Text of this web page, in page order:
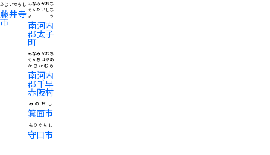
藤井寺
市
ふじいでらし
南河内
郡太子
町
みなみかわち
ぐんたいしち
ょう
南河内
郡千早
赤阪村
みなみかわち
ぐんちはやあ
かさかむら
箕面市
みのおし
守口市
もりぐちし